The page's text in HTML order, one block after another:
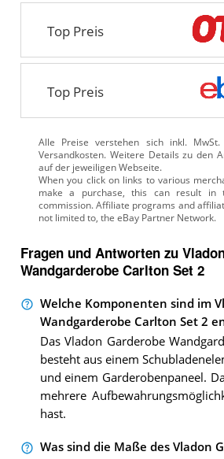
Top Preis
Top Preis
Alle Preise verstehen sich inkl.
Versandkosten. Weitere Details zu den
auf der jeweiligen Webseite.
Fragen und Antworten zu
Wandgarderobe Carlton Set 2
Welche Komponenten sind im
Wandgarderobe Carlton Set 2
Das Vladon Garderobe
besteht aus einem
und einem Garderobenpaneel.
mehrere
hast.
Was sind die Maße des Vladon